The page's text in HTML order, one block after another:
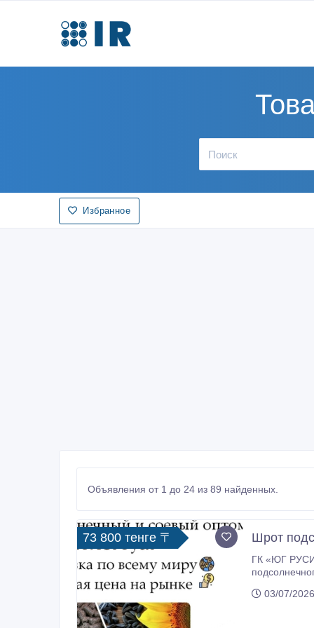
Избранное
Объявления от 1 до 24 из 89 найденных.
73 800 тенге 〒 Шрот
ГК «ЮГ
подсолнечного и соевого шрота, а также жмыха и
Строгий контроль качества, стабильные поставки
03/07/